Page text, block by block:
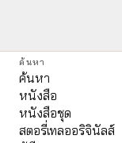
ค้นหา
ค้นหา
หนังสือ
หนังสือชุด
สตอรี่เทลออริจินัลส์